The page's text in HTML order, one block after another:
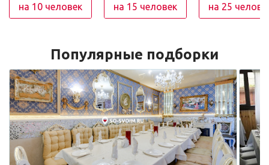
на 10 человек на 15 человек на 25
Популярные подборки